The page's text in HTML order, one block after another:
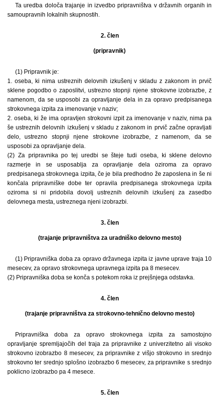
Ta uredba določa trajanje in izvedbo pripravništva v državnih organih in
samoupravnih lokalnih skupnostih.
2. člen
(pripravnik)
(1) Pripravnik je:
1. oseba, ki nima ustreznih delovnih izkušenj v skladu z zakonom in prvič
sklene pogodbo o zaposlitvi, ustrezno stopnji njene strokovne izobrazbe, z
namenom, da se usposobi za opravljanje dela in za opravo predpisanega
strokovnega izpita za imenovanje v naziv;
2. oseba, ki že ima opravljen strokovni izpit za imenovanje v naziv, nima pa
še ustreznih delovnih izkušenj v skladu z zakonom in prvič začne opravljati
delo, ustrezno stopnji njene strokovne izobrazbe, z namenom, da se
usposobi za opravljanje dela.
(2) Za pripravnika po tej uredbi se šteje tudi oseba, ki sklene delovno
razmerje in se usposablja za opravljanje dela oziroma za opravo
predpisanega strokovnega izpita, če je bila predhodno že zaposlena in še ni
končala pripravniške dobe ter opravila predpisanega strokovnega izpita
oziroma si ni pridobila dovolj ustreznih delovnih izkušenj za zasedbo
delovnega mesta, ustreznega njeni izobrazbi.
3. člen
(trajanje pripravništva za uradniško delovno mesto)
(1) Pripravniška doba za opravo državnega izpita iz javne uprave traja 10
mesecev, za opravo strokovnega upravnega izpita pa 8 mesecev.
(2) Pripravniška doba se konča s potekom roka iz prejšnjega odstavka.
4. člen
(trajanje pripravništva za strokovno-tehnično delovno mesto)
Pripravniška doba za opravo strokovnega izpita za samostojno
opravljanje spremljajočih del traja za pripravnike z univerzitetno ali visoko
strokovno izobrazbo 8 mesecev, za pripravnike z višjo strokovno in srednjo
strokovno ter srednjo splošno izobrazbo 6 mesecev, za pripravnike s srednjo
poklicno izobrazbo pa 4 mesece.
5. člen